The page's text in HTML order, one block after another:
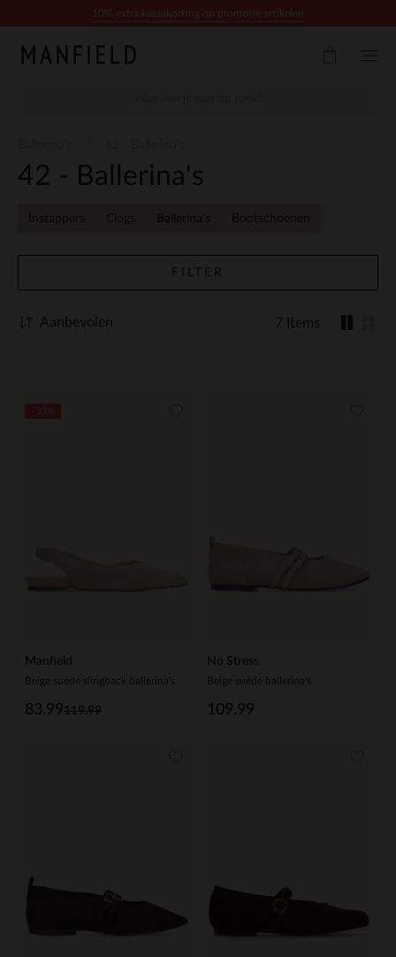
42 - Ballerina's
Instappers Clogs Ballerina's Bootschoenen
FILTER
7 Items
Aanbevolen
Manfield
Beige suède slingback ballerina's
119.99
83.99
No Stress
Beige suède ballerina's
109.99